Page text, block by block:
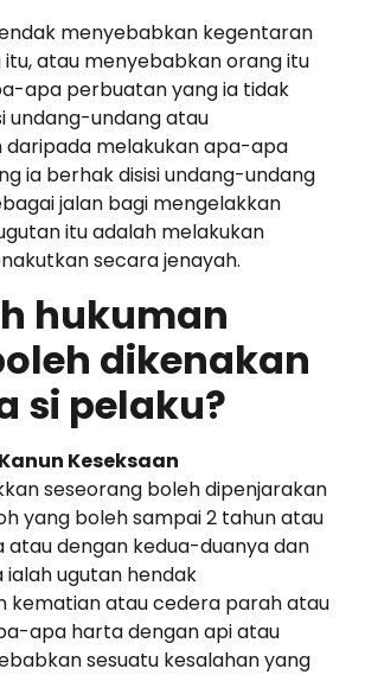
menyebabkan kegentaran
atau menyebabkan orang itu
apa perbuatan yang ia tidak
undang-undang atau
daripada melakukan apa-apa
ia berhak disisi undang-undang
jalan bagi mengelakkan
itu adalah melakukan
secara jenayah.
hukuman
dikenakan
si pelaku?
Keseksaan
seseorang boleh dipenjarakan
yang boleh sampai 2 tahun atau
atau dengan kedua-duanya dan
ialah ugutan hendak
kematian atau cedera parah atau
apa harta dengan api atau
sesuatu kesalahan yang